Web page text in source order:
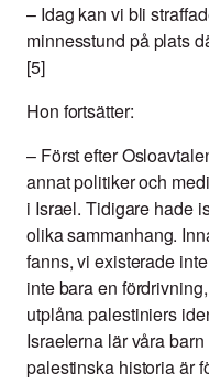
– Idag kan vi bli
minnesstund på plats
[5]
Hon fortsätter:
– Först efter
annat politiker och
i Israel. Tidigare hade
olika sammanhang.
fanns, vi existerade
inte bara en
utplåna palestiniers
Israelerna lär våra
palestinska historia är